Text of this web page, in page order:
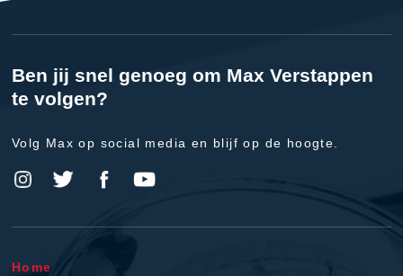
Ben jij snel genoeg om Max Verstappen
te volgen?
Volg Max op social media en blijf op de hoogte.
Home